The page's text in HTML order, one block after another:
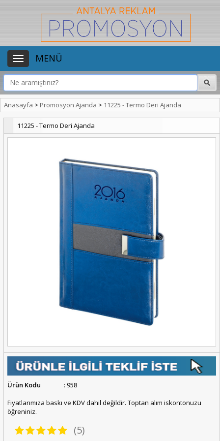
MENÜ
Anasayfa > Promosyon Ajanda > 11225 - Termo Deri Ajanda
11225 - Termo Deri Ajanda
Ürün Kodu
: 958
Fiyatlarımıza baskı ve KDV dahil değildir. Toptan alım iskontonuzu
öğreniniz.
(5)